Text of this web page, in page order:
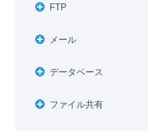
FTP
メール
データベース
ファイル共有